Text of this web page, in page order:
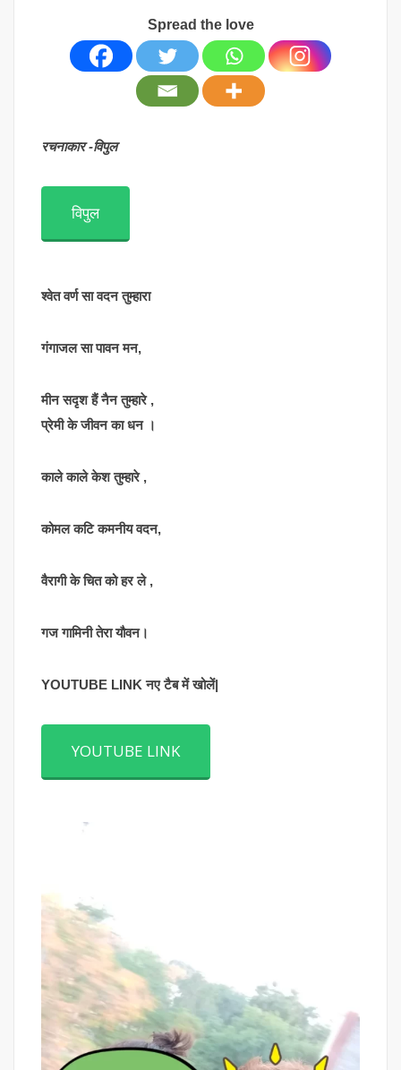
Spread the love
रचनाकार -विपुल
विपुल
श्वेत वर्ण सा वदन तुम्हारा
गंगाजल सा पावन मन,
मीन सदृश हैं नैन तुम्हारे ,
प्रेमी के जीवन का धन ।
काले काले केश तुम्हारे ,
कोमल कटि कमनीय वदन,
वैरागी के चित को हर ले ,
गज गामिनी तेरा यौवन।
YOUTUBE LINK नए टैब में खोलें|
YOUTUBE LINK